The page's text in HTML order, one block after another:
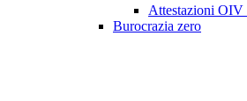
Attestazioni OIV
Burocrazia zero